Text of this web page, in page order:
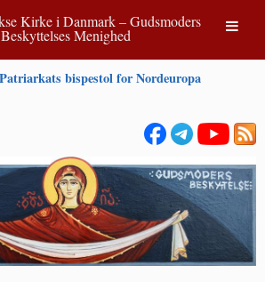
Kirke i Danmark – Gudsmoders
Beskyttelses Menighed
bispestol for Nordeuropa